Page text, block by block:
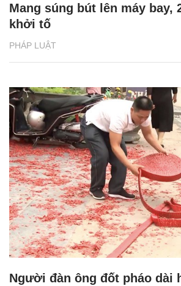
PHÁP LUẬT
Mang súng bút lên máy bay,
khởi tố
Người đàn ông đốt pháo dài